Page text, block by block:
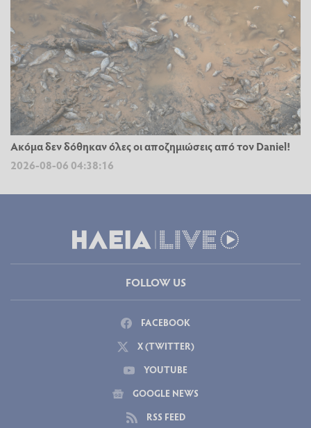
Ακόμα δεν δόθηκαν όλες οι αποζημιώσεις από τον Daniel!
2026-08-06 04:38:16
FOLLOW US
FACEBOOK
X (TWITTER)
YOUTUBE
GOOGLE NEWS
RSS FEED